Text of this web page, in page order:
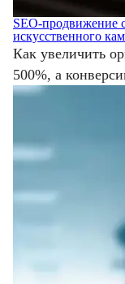
SEO-продвижение
искусственного
Как увеличить
500%, а